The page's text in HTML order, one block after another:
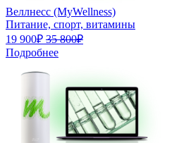
Веллнесс (MyWellness)
Питание, спорт, витамины
19 900₽ 35 800₽
Подробнее